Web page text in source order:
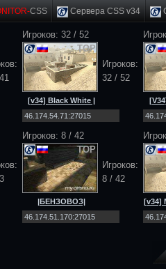
CSS Сервера CSS v34
Игроков: 32 / 52
TOP
Игроков:
32 / 52
[v34] Black White |
PUBLIC [18+]
Игроков: 8 / 42
TOP
Игроков:
8 / 42
|БЕНЗОВОЗ|
[DEATHMATCH] [NO-
STEAM|v34]
[v34]
2026